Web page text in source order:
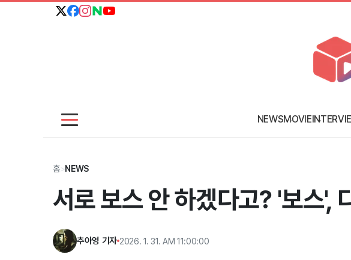
NEWSMOVIE
홈>NEWS
서로 보스 안 하겠다고? '보스',
추아영 기자 2026. 1. 31. AM 11:00:00